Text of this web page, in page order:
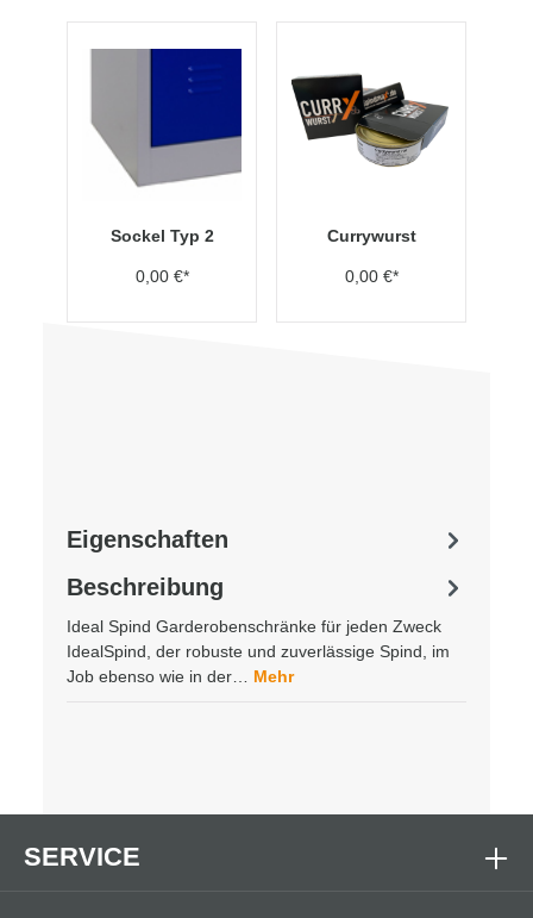
Sockel Typ 2
0,00 €*
Currywurst
0,00 €*
Beschreibung
Ideal Spind Garderobenschränke für jeden Zweck
IdealSpind, der robuste und zuverlässige Spind, im
Job ebenso wie in der… Mehr
Eigenschaften
SERVICE